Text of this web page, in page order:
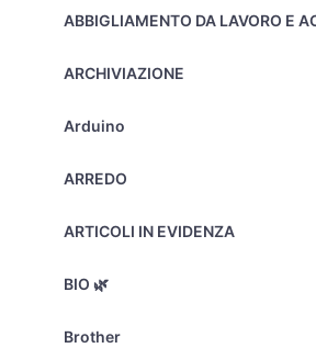
ABBIGLIAMENTO DA LAVORO E
ARCHIVIAZIONE
Arduino
ARREDO
ARTICOLI IN EVIDENZA
BIO 🌿
Brother